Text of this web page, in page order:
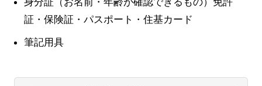
証・保険証・パスポート・住基カード
筆記用具